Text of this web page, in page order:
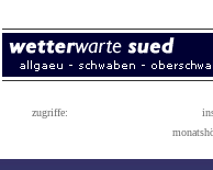
zugriffe: